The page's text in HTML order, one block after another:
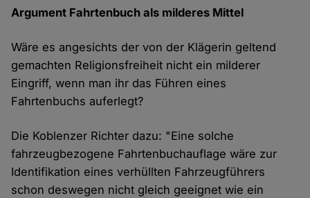
Argument Fahrtenbuch als milderes Mittel
Wäre es angesichts der von der Klägerin geltend
gemachten Religionsfreiheit nicht ein milderer
Eingriff, wenn man ihr das Führen eines
Fahrtenbuchs auferlegt?
Die Koblenzer Richter dazu: "Eine solche
fahrzeugbezogene Fahrtenbuchauflage wäre zur
Identifikation eines verhüllten Fahrzeugführers
schon deswegen nicht gleich geeignet wie ein